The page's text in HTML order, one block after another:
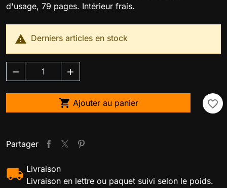
d'usage, 79 pages. Intérieur frais.
 Derniers articles en stock
 
 Ajouter au panier favorite_border
Partager
Livraison
Livraison en lettre ou paquet suivi selon le poids.